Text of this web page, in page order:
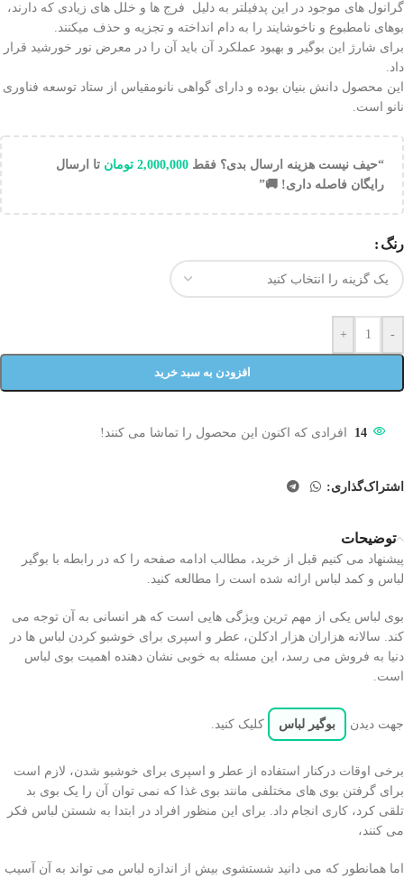
گرانول های موجود در این پدفیلتر به دلیل فرج ها و خلل های زیادی که دارند،
بوهای نامطبوع و ناخوشایند را به دام انداخته و تجزیه و حذف میکنند.
برای شارژ این بوگیر و بهبود عملکرد آن باید آن را در معرض نور خورشید قرار
داد.
این محصول دانش بنیان بوده و دارای گواهی نانومقیاس از ستاد توسعه فناوری
نانو است.
“حیف نیست هزینه ارسال بدی؟ فقط 2,000,000 تومان تا ارسال
رایگان فاصله داری! 🚚”
رنگ
-
+
افزودن به سبد خرید
14 افرادی که اکنون این محصول را تماشا می کنند!
اشتراک‌گذاری:
توضیحات
پیشنهاد می کنیم قبل از خرید، مطالب ادامه صفحه را که در رابطه با بوگیر
لباس و کمد لباس ارائه شده است را مطالعه کنید.
بوی لباس یکی از مهم ترین ویژگی هایی است که هر انسانی به آن توجه می
کند. سالانه هزاران هزار ادکلن، عطر و اسپری برای خوشبو کردن لباس ها در
دنیا به فروش می رسد، این مسئله به خوبی نشان دهنده اهمیت بوی لباس
است.
جهت دیدن بوگیر لباس کلیک کنید.
برخی اوقات درکنار استفاده از عطر و اسپری برای خوشبو شدن، لازم است
برای گرفتن بوی های مختلفی مانند بوی غذا که نمی توان آن را یک بوی بد
تلقی کرد، کاری انجام داد. برای این منظور افراد در ابتدا به شستن لباس فکر
می کنند،
اما همانطور که می دانید شستشوی بیش از اندازه لباس می تواند به آن آسیب